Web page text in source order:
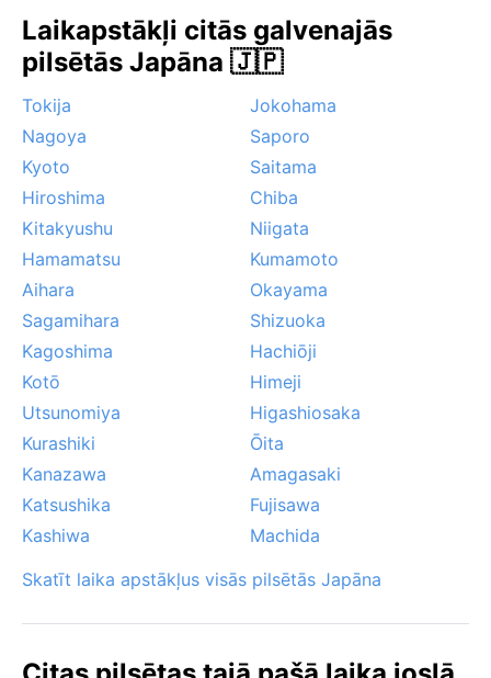
Migla un biezie mākoņi ir raksturīgi lietus sezonā, bet
ziemā sniegs ir retums. Kopumā Matsudo piedāvā
karstuma līdz mierīgam vēsumam.
Laikapstākļi citās galvenajās
pilsētās Japāna 🇯🇵
Tokija
Jokohama
Nagoya
Saporo
Kyoto
Saitama
Hiroshima
Chiba
Kitakyushu
Niigata
Hamamatsu
Kumamoto
Aihara
Okayama
Sagamihara
Shizuoka
Kagoshima
Hachiōji
Kotō
Himeji
Utsunomiya
Higashiosaka
Kurashiki
Ōita
Kanazawa
Amagasaki
Katsushika
Fujisawa
Kashiwa
Machida
Skatīt laika apstākļus visās pilsētās Japāna